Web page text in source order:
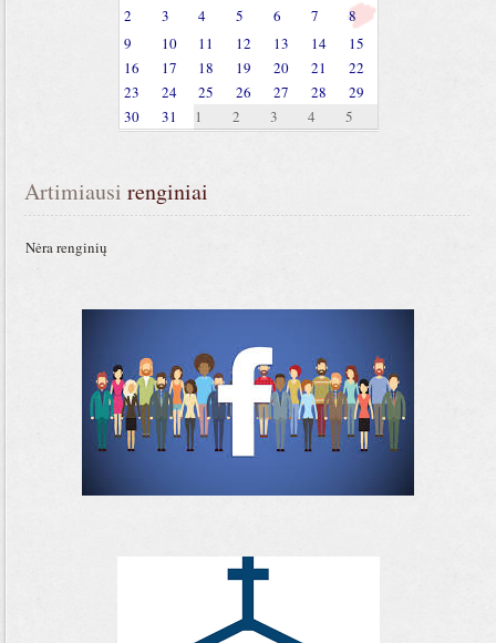
2
3 4 5 6 7
8
9
10 11 12 13 14
15
16
17 18 19 20 21
22
23
24 25 26 27 28
29
30
31 1 2 3 4 5
Artimiausi renginiai
Nėra renginių